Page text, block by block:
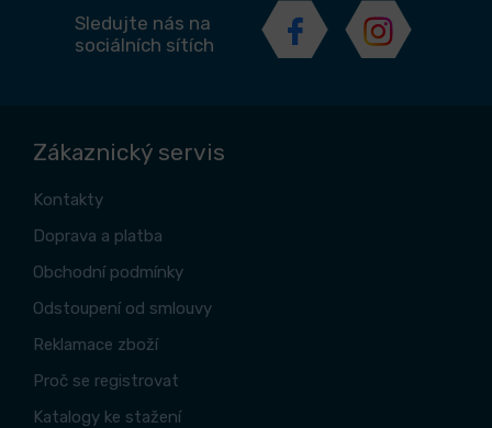
Sledujte nás na
sociálních sítích
Zákaznický servis
Kontakty
Doprava a platba
Obchodní podmínky
Odstoupení od smlouvy
Reklamace zboží
Proč se registrovat
Katalogy ke stažení